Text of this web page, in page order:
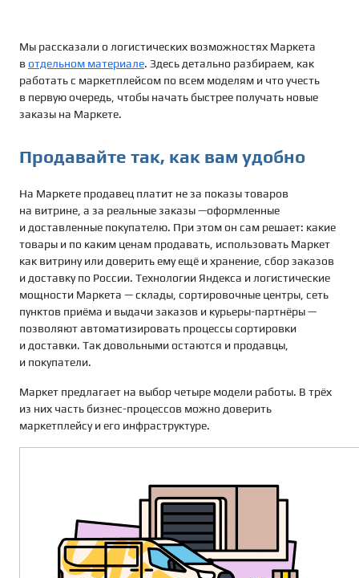
Мы рассказали о логистических возможностях Маркета
вотдельном материале. Здесь детально разбираем, как
работать с маркетплейсом по всем моделям и что учесть
в первую очередь, чтобы начать быстрее получать новые
заказы на Маркете.
Продавайте так, как вам удобно
На Маркете продавец платит не за показы товаров
на витрине, а за реальные заказы —оформленные
и доставленные покупателю. При этом он сам решает: какие
товары и по каким ценам продавать, использовать Маркет
как витрину или доверить ему ещё и хранение, сбор заказов
и доставку по России. Технологии Яндекса и логистические
мощности Маркета — склады, сортировочные центры, сеть
пунктов приёма и выдачи заказов и курьеры-партнёры —
позволяют автоматизировать процессы сортировки
и доставки. Так довольными остаются и продавцы,
и покупатели.
Маркет предлагает на выбор четыре модели работы. В трёх
из них часть бизнес-процессов можно доверить
маркетплейсу и его инфраструктуре.